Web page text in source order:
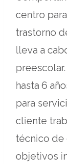
centro
trastorno
lleva a
hasta 6
para
cliente
técnico de
objetivos